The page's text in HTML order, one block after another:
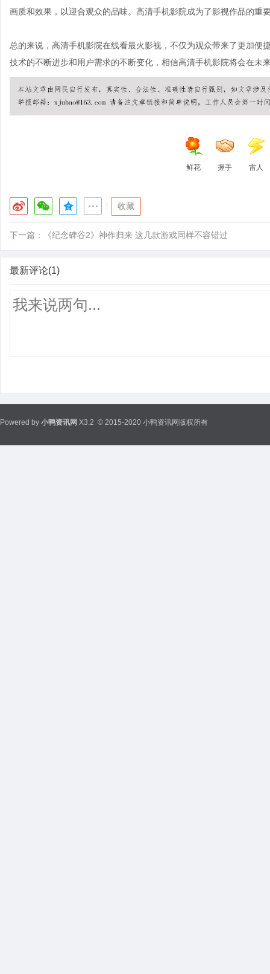
画质和效果，以迎合观众的品味。高清手机影院成为了影视作品的重
总的来说，高清手机影院在线看最火影视，不仅为观众带来了更加
技术的不断进步和用户需求的不断变化，相信高清手机影院将会在未
鲜花 握手 雷人
收藏
下一篇： 《纪念碑谷2》神作归来 这几款游戏同样不容错过
最新评论(1)
Powered by 小鸭资讯网 X3.2 © 2015-2020 小鸭资讯网版权所有